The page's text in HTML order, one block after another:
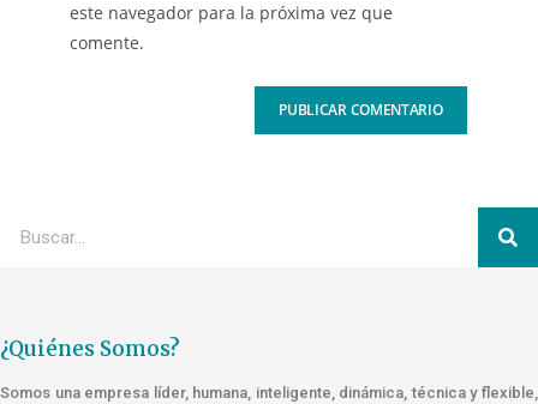
este navegador para la próxima vez que
comente.
¿Quiénes Somos?
Somos una empresa líder, humana, inteligente, dinámica, técnica y flexible,